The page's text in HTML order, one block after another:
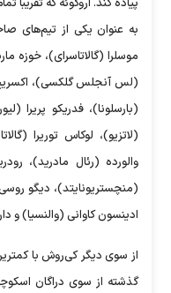
پیاده کند. اروگوئه که
به عنوان یکی از تیم‌های
موسلرا (گالاتاسرای)، خوزه
(لس آنجلس گلکسی)، اکسریچ
(بارسلونا)، فدریکو پریرا
(لاتزیو)، لوکاس توریرا
والورده (رئال مادرید)،
(منچستریونایتد)، دیگو
ادینسون کاوانی (والنسیا) و
از سوی دیگر کی‌روش با
گذشته از سوی دراگان